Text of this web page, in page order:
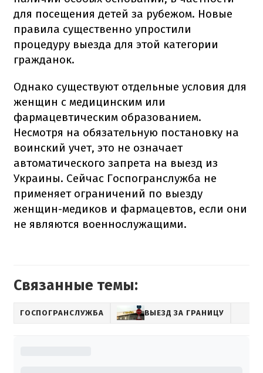
для посещения детей за рубежом. Новые
правила существенно упростили
процедуру выезда для этой категории
гражданок.
Однако существуют отдельные условия для
женщин с медицинским или
фармацевтическим образованием.
Несмотря на обязательную постановку на
воинский учет, это не означает
автоматического запрета на выезд из
Украины. Сейчас Госпогранслужба не
применяет ограничений по выезду
женщин-медиков и фармацевтов, если они
не являются военнослужащими.
Связанные темы:
ГОСПОГРАНСЛУЖБА ВЫЕЗД ЗА ГРАНИЦУ